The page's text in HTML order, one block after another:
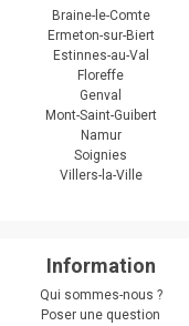
Braine-le-Comte
Ermeton-sur-Biert
Estinnes-au-Val
Floreffe
Genval
Mont-Saint-Guibert
Namur
Soignies
Villers-la-Ville
Information
Qui sommes-nous ?
Poser une question